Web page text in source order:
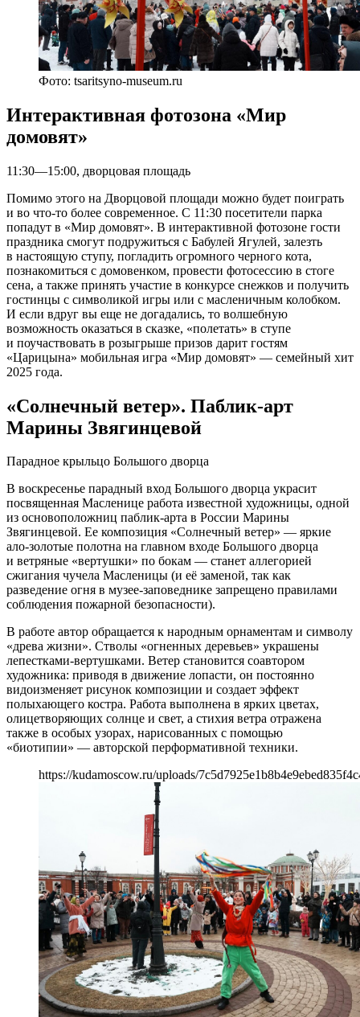
Фото: tsaritsyno-museum.ru
Интерактивная фотозона «Мир
домовят»
11:30—15:00, дворцовая площадь
Помимо этого на Дворцовой площади можно будет поиграть
и во что-то более современное. С 11:30 посетители парка
попадут в «Мир домовят». В интерактивной фотозоне гости
праздника смогут подружиться с Бабулей Ягулей, залезть
в настоящую ступу, погладить огромного черного кота,
познакомиться с домовенком, провести фотосессию в стоге
сена, а также принять участие в конкурсе снежков и получить
гостинцы с символикой игры или с масленичным колобком.
И если вдруг вы еще не догадались, то волшебную
возможность оказаться в сказке, «полетать» в ступе
и поучаствовать в розыгрыше призов дарит гостям
«Царицына» мобильная игра «Мир домовят» — семейный хит
2025 года.
«Солнечный ветер». Паблик-арт
Марины Звягинцевой
Парадное крыльцо Большого дворца
В воскресенье парадный вход Большого дворца украсит
посвященная Масленице работа известной художницы, одной
из основоположниц паблик-арта в России Марины
Звягинцевой. Ее композиция «Солнечный ветер» — яркие
ало-золотые полотна на главном входе Большого дворца
и ветряные «вертушки» по бокам — станет аллегорией
сжигания чучела Масленицы (и её заменой, так как
разведение огня в музее-заповеднике запрещено правилами
соблюдения пожарной безопасности).
В работе автор обращается к народным орнаментам и символу
«древа жизни». Стволы «огненных деревьев» украшены
лепестками-вертушками. Ветер становится соавтором
художника: приводя в движение лопасти, он постоянно
видоизменяет рисунок композиции и создает эффект
полыхающего костра. Работа выполнена в ярких цветах,
олицетворяющих солнце и свет, а стихия ветра отражена
также в особых узорах, нарисованных с помощью
«биотипии» — авторской перформативной техники.
https://kudamoscow.ru/uploads/